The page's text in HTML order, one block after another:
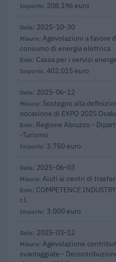
208.196 euro
2025-10-30
Agevolazioni a favore
consumo di energia elettrica
Cassa per i servizi
402.015 euro
2025-06-12
Sostegno alla
occasione di EXPO 2025
Regione Abruzzo -
-Turismo
3.750 euro
2025-06-03
Aiuti ai centri di
COMPETENCE
r.l.
3.000 euro
2025-03-12
Agevolazione
svantaggiate -